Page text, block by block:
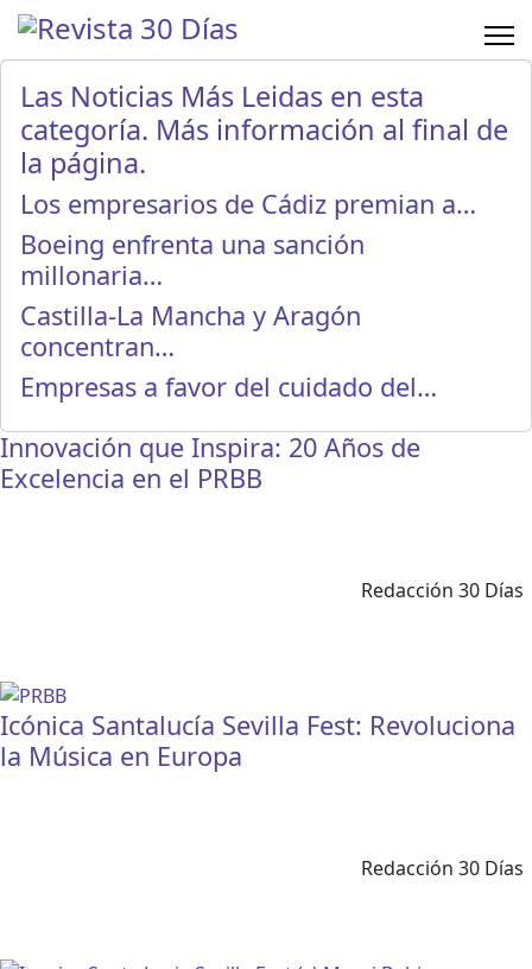
Las Noticias Más Leidas en esta
categoría. Más información al final de
la página.
Los empresarios de Cádiz premian a…
Boeing enfrenta una sanción
millonaria…
Castilla-La Mancha y Aragón
concentran…
Empresas a favor del cuidado del…
Innovación que Inspira: 20 Años de
Excelencia en el PRBB
Redacción 30 Días
Icónica Santalucía Sevilla Fest: Revoluciona
la Música en Europa
Redacción 30 Días